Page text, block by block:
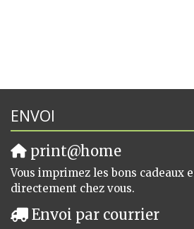
ENVOI
print@home
Vous imprimez les bons cadeaux
directement chez vous.
Envoi par courrier